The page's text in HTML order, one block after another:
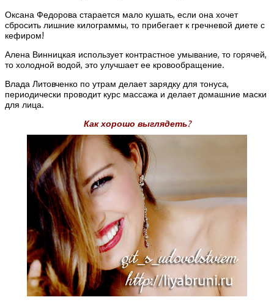
Оксана Федорова старается мало кушать, если она хочет
сбросить лишние килограммы, то прибегает к гречневой диете с
кефиром!
Алена Винницкая использует контрастное умывание, то горячей,
то холодной водой, это улучшает ее кровообращение.
Влада Литовченко по утрам делает зарядку для тонуса,
периодически проводит курс массажа и делает домашние маски
для лица.
Как хорошо выглядеть?